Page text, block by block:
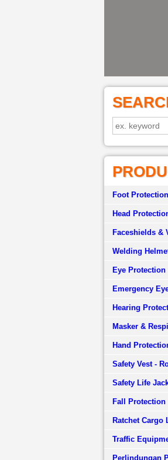
Foot Protection
Head
Faceshields &
Welding
Eye Protection
Emergency
Hearing
Masker &
Hand
Safety Vest -
Safety Life
Fall Protection
Ratchet Cargo
Traffic
Perlindungan